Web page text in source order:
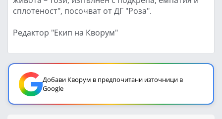
сплотеност", посочват от ДГ "Роза".
Редактор "Екип на Кворум"
Добави Кворум в предпочитани източници в
Google